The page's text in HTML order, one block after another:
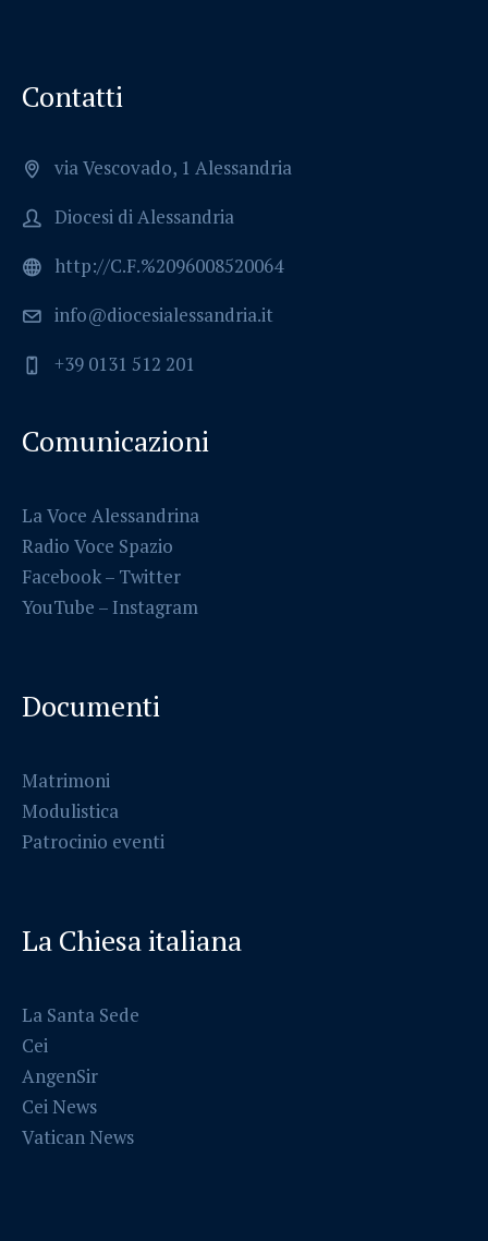
Contatti
via Vescovado, 1 Alessandria
Diocesi di Alessandria
http://C.F.%2096008520064
info@diocesialessandria.it
+39 0131 512 201
Comunicazioni
La Voce Alessandrina
Radio Voce Spazio
Facebook– Twitter
YouTube – Instagram
Documenti
Matrimoni
Modulistica
Patrocinio eventi
La Chiesa italiana
La Santa Sede
Cei
AngenSir
Cei News
Vatican News